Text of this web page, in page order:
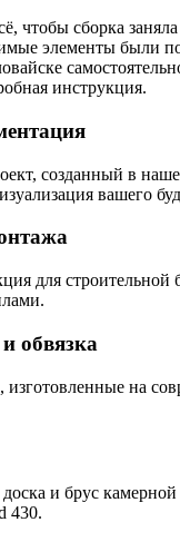
чтобы сборка
элементы были
инструкция.
созданный в
вашего
для строительной
обвязка
на
и брус
430.